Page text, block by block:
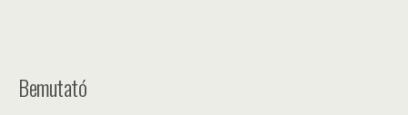
Bemutató